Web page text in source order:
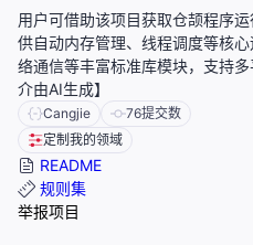
用户可借助该项目获取仓颉程序
供自动内存管理、线程调度等核
络通信等丰富标准库模块，支持
介由AI生成】
Cangjie 76提交数
定制我的领域
README
规则集
举报项目